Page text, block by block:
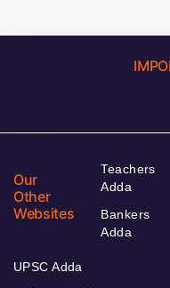
Our
Other
Websites
Teachers
Adda
Bankers
Adda
UPSC Adda